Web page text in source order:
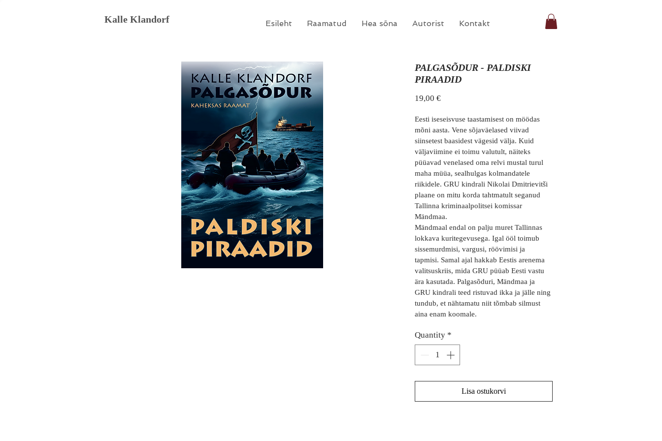
Esileht Raamatud Hea sõna Autorist Kontakt
Kalle Klandorf
PALGASÕDUR - PALDISKI
PIRAADID
19,00 €Price
Eesti iseseisvuse taastamisest on möödas
mõni aasta. Vene sõjaväelased viivad
siinsetest baasidest vägesid välja. Kuid
väljaviimine ei toimu valutult, näiteks
püüavad venelased oma relvi mustal turul
maha müüa, sealhulgas kolmandatele
riikidele. GRU kindrali Nikolai Dmitrievitši
plaane on mitu korda tahtmatult seganud
Tallinna kriminaalpolitsei komissar
Mändmaa.
Mändmaal endal on palju muret Tallinnas
lokkava kuritegevusega. Igal ööl toimub
sissemurdmisi, vargusi, röövimisi ja
tapmisi. Samal ajal hakkab Eestis arenema
valitsuskriis, mida GRU püüab Eesti vastu
ära kasutada. Palgasõduri, Mändmaa ja
GRU kindrali teed ristuvad ikka ja jälle ning
tundub, et nähtamatu niit tõmbab silmust
aina enam koomale.
Quantity *
Lisa ostukorvi